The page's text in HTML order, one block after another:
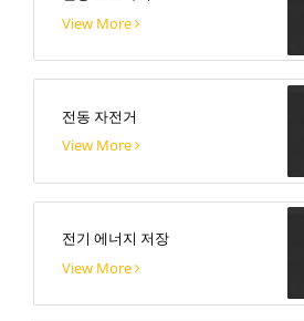
View More
전동 자전거
View More
전기 에너지 저장
View More